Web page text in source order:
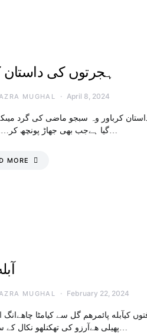
ہجرتوں کی
MUGHAL April 8, 2024
کرباور وہ سبجو ماضی کی گرد
MORE
MUGHAL February 22, 2024
کیآبله پائمرهم گل سے کیامٹا چاهےانگ